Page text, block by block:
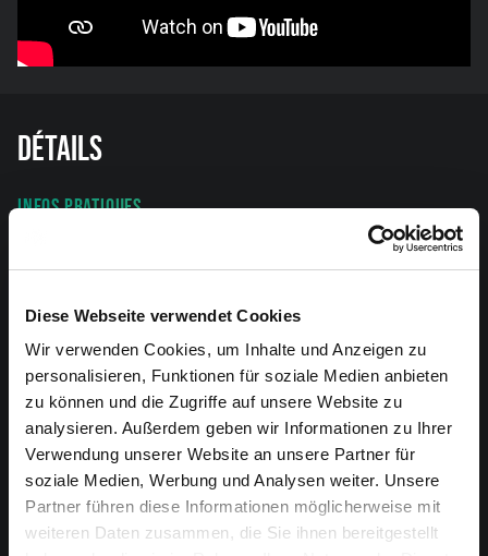
Diese Webseite verwendet Cookies
Wir verwenden Cookies, um Inhalte und Anzeigen zu
personalisieren, Funktionen für soziale Medien anbieten
zu können und die Zugriffe auf unsere Website zu
analysieren. Außerdem geben wir Informationen zu Ihrer
Verwendung unserer Website an unsere Partner für
soziale Medien, Werbung und Analysen weiter. Unsere
Partner führen diese Informationen möglicherweise mit
weiteren Daten zusammen, die Sie ihnen bereitgestellt
Détails
INFOS PRATIQUES
Que devez-vous savoir pour vous préparer à votre visite ?
Plus d’infos ici
Toutes les informations sur l’accès.
ORGANISATEUR
KørnlKrômPrødüktiøn
BILLETS